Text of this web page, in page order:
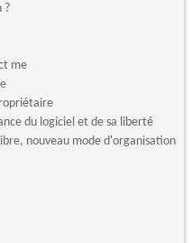
?
me
du logiciel et de sa liberté
nouveau mode d'organisation